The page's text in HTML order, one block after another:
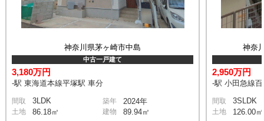
神奈川県茅ヶ崎市中島
中古一戸建て
3,180万円
-駅 東海道本線平塚駅 車分
間取 3LDK 築年 2024年
土地 86.18㎡ 建物 89.94㎡
神奈
2,950万円
-駅 小田急線
間取 3SLDK
土地 126.00㎡